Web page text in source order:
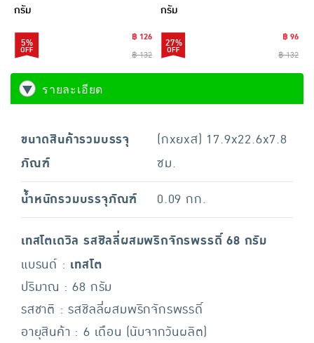
กรัม
5%
฿ 126
฿ 132
กรัม
27%
฿ 96
฿ 132
รายละเอียด
ขนาดสินค้ารวมบรรจุ
ภัณฑ์
(กxยxส) 17.9x22.6x7.8
ซม.
น้ำหนักรวมบรรจุภัณฑ์
0.09 กก.
เทสโตเดวิล รสชิลลี่ผสมพริกจักรพรรดิ์ 68 กรัม
แบรนด์ : เทสโต
ปริมาณ : 68 กรัม
รสชาติ : รสชิลลี่ผสมพริกจักรพรรดิ์
อายุสินค้า : 6 เดือน (นับจากวันผลิต)